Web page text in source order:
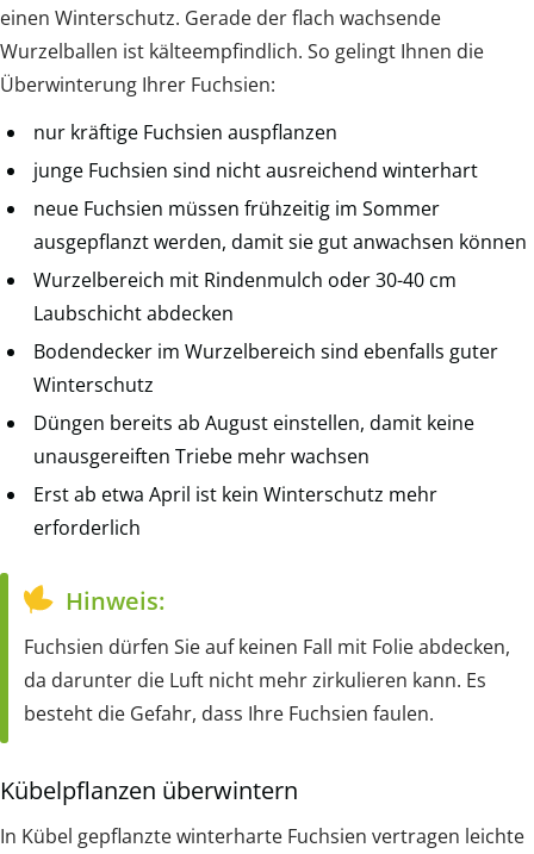
einen Winterschutz. Gerade der flach wachsende
Wurzelballen ist kälteempfindlich. So gelingt Ihnen die
Überwinterung Ihrer Fuchsien:
nur kräftige Fuchsien auspflanzen
junge Fuchsien sind nicht ausreichend winterhart
neue Fuchsien müssen frühzeitig im Sommer
ausgepflanzt werden, damit sie gut anwachsen können
Wurzelbereich mit Rindenmulch oder 30-40 cm
Laubschicht abdecken
Bodendecker im Wurzelbereich sind ebenfalls guter
Winterschutz
Düngen bereits ab August einstellen, damit keine
unausgereiften Triebe mehr wachsen
Erst ab etwa April ist kein Winterschutz mehr
erforderlich
Hinweis:
Fuchsien dürfen Sie auf keinen Fall mit Folie abdecken,
da darunter die Luft nicht mehr zirkulieren kann. Es
besteht die Gefahr, dass Ihre Fuchsien faulen.
Kübelpflanzen überwintern
In Kübel gepflanzte winterharte Fuchsien vertragen leichte